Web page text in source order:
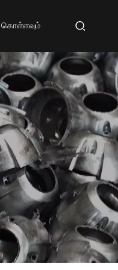
கொள்ளவும்